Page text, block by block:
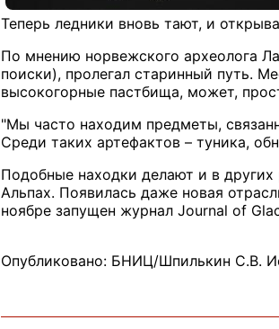
Теперь ледники вновь тают, и
По мнению норвежского археолога
поиски), пролегал старинный путь.
высокогорные пастбища, может,
"Мы часто находим предметы,
Среди таких артефактов – туника,
Подобные находки делают и в других
Альпах. Появилась даже новая
ноябре запущен журнал Journal of
Опубликовано: БНИЦ/Шпилькин С.В.